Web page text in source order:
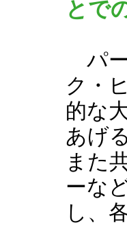
とで
パー
ク・
的な
あげ
また
ーな
し、